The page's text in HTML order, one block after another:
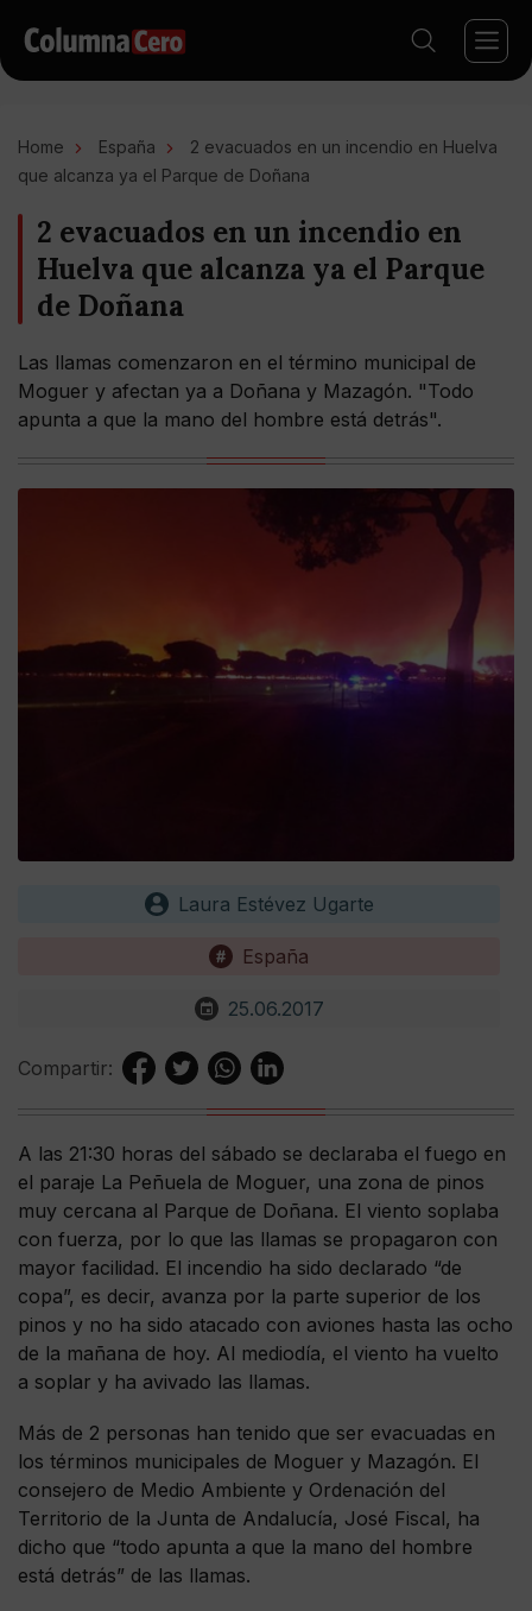
Home España
2 evacuados en un incendio en Huelva
que alcanza ya el Parque de Doñana
2 evacuados en un incendio en
Huelva que alcanza ya el Parque
de Doñana
Las llamas comenzaron en el término municipal de
Moguer y afectan ya a Doñana y Mazagón. "Todo
apunta a que la mano del hombre está detrás".
Laura Estévez Ugarte
España
25.06.2017
Compartir:
A las 21:30 horas del sábado se declaraba el fuego en
el paraje La Peñuela de Moguer, una zona de pinos
muy cercana al Parque de Doñana. El viento soplaba
con fuerza, por lo que las llamas se propagaron con
mayor facilidad. El incendio ha sido declarado “de
copa”, es decir, avanza por la parte superior de los
pinos y no ha sido atacado con aviones hasta las ocho
de la mañana de hoy. Al mediodía, el viento ha vuelto
a soplar y ha avivado las llamas.
Más de 2 personas han tenido que ser evacuadas en
los términos municipales de Moguer y Mazagón. El
consejero de Medio Ambiente y Ordenación del
Territorio de la Junta de Andalucía, José Fiscal, ha
dicho que “todo apunta a que la mano del hombre
está detrás” de las llamas.